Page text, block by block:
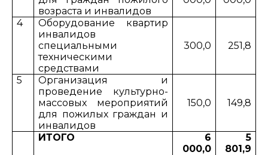
возраста и инвалидов
4
Оборудование квартир
инвалидов
специальными
техническими
средствами
300,0 251,8
5
Организация и
проведение культурно-
массовых мероприятий
для пожилых граждан и
инвалидов
150,0 149,8
ИТОГО
6
000,0
5
801,9